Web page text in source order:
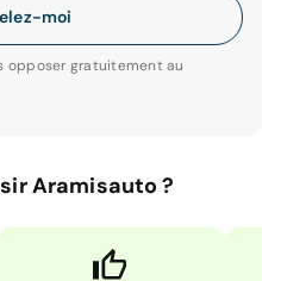
moi
opposer gratuitement au
Aramisauto ?